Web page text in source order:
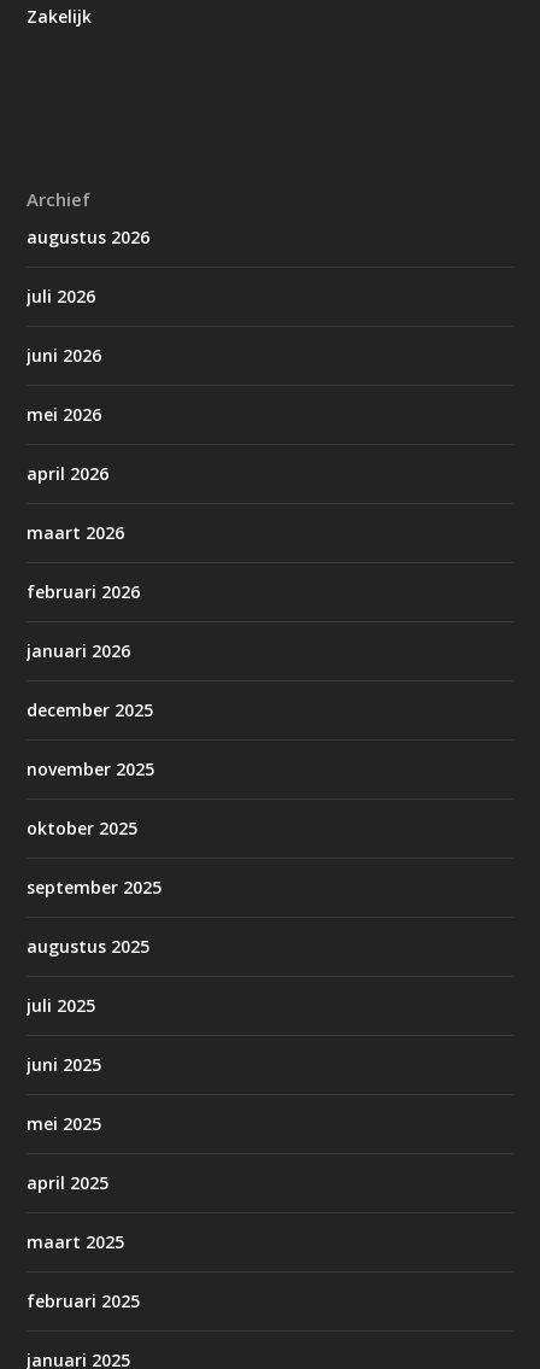
Zakelijk
Archief
augustus 2026
juli 2026
juni 2026
mei 2026
april 2026
maart 2026
februari 2026
januari 2026
december 2025
november 2025
oktober 2025
september 2025
augustus 2025
juli 2025
juni 2025
mei 2025
april 2025
maart 2025
februari 2025
januari 2025